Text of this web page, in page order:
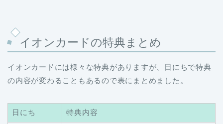
イオンカードの特典まとめ
イオンカードには様々な特典がありますが、日にちで特典
の内容が変わることもあるので表にまとめました。
日にち 特典内容